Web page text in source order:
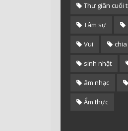
Thư giãn cuối
Tâm sự
Vui
sinh nhật
âm nhạc
Ẩm thực